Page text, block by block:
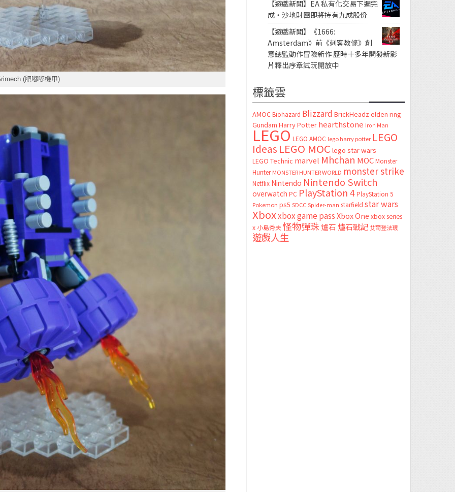
(肥嘟嘟機甲)
【遊戲新聞】EA 私有化交易下週完
成・沙地財團即將持有九成股份
【遊戲新聞】《1666:
Amsterdam》前《刺客教條》創
意總監動作冒險新作 歷時十多年開發新影
片釋出序章試玩開放中
標籤雲
AMOC Biohazard Blizzard BrickHeadz elden ring
Gundam Harry Potter hearthstone Iron Man
LEGO LEGO AMOC lego harry potter LEGO
Ideas LEGO MOC lego star wars
LEGO Technic marvel Mhchan MOC Monster
Hunter MONSTER HUNTER WORLD monster strike
Netflix Nintendo Nintendo Switch
overwatch PC PlayStation 4 PlayStation 5
Pokemon ps5 SDCC Spider-man starfield star wars
Xboxxbox game passXbox One xbox series
x 小島秀夫怪物彈珠 爐石 爐石戰記艾爾登法環
遊戲人生